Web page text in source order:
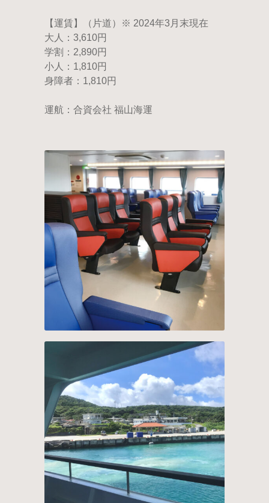
【運賃】（片道）※ 2024年3月末現在
大人：3,610円
学割：2,890円
小人：1,810円
身障者：1,810円
運航：合資会社 福山海運